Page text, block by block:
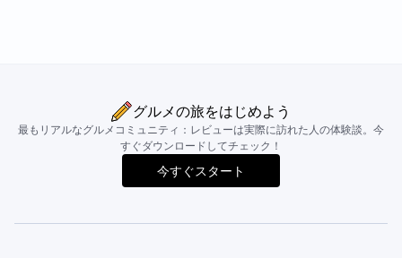
グルメの旅をはじめよう
最もリアルなグルメコミュニティ：レビューは実際に訪れた人の体験談。今
すぐダウンロードしてチェック！
今すぐスタート